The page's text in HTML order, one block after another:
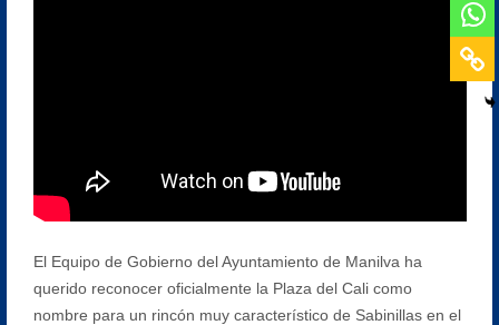
El Equipo de Gobierno del Ayuntamiento de Manilva ha
querido reconocer oficialmente la Plaza del Cali como
nombre para un rincón muy característico de Sabinillas en el